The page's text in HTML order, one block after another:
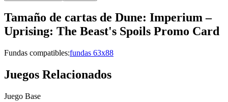
Tamaño de cartas de Dune: Imperium –
Uprising: The Beast's Spoils Promo Card
Fundas compatibles:fundas 63x88
Juegos Relacionados
Juego Base